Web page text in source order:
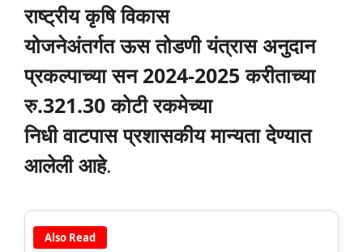
राष्ट्रीय कृषि विकास
योजनेअंतर्गत ऊस तोडणी यंत्रास अनुदान
प्रकल्पाच्या सन 2024-2025 करीताच्या
रु.321.30 कोटी रकमेच्या
निधी वाटपास प्रशासकीय मान्यता देण्यात
आलेली आहे.
Also Read